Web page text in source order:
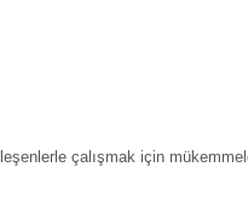
çalışmak için